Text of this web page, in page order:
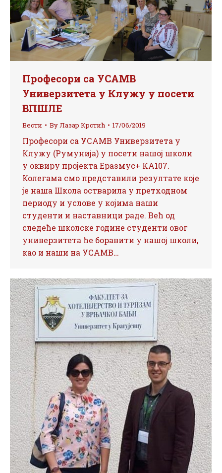
Професори са УСАМВ
Универзитета у Клужу у посети
ВПШЛЕ
Вести ByЛазар Крстић 17/06/2019
Професори са УСАМВ Универзитета у
Клужу (Румунија) у посети нашој школи
у оквиру пројекта Еразмус+ КА107.
Колегама смо представили резултате које
је наша Школа остварила у претходном
периоду и услове у којима наши
студенти и наставници раде. Већ од
следеће школске године студенти овог
универзитета ће боравити у нашој школи,
као и наши на УСАМВ…